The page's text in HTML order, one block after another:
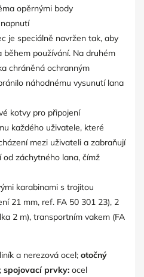
opěrnými body
je speciálně navržen tak, aby
během používání. Na druhém
chráněná ochranným
náhodnému vysunutí lana
kotvy pro připojení
každého uživatele, které
mezi uživateli a zabraňují
záchytného lana, čímž
karabinami s trojitou
21 mm, ref. FA 50 301 23), 2
2 m), transportním vakem (FA
a nerezová ocel; otočný
spojovací prvky: ocel